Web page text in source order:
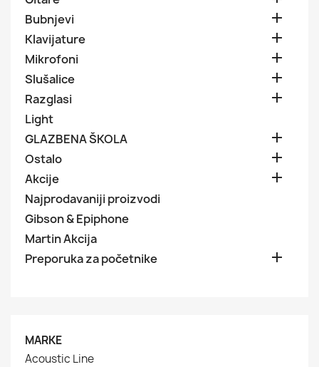
Bubnjevi 
Klavijature 
Mikrofoni 
Slušalice 
Razglasi 
Light
GLAZBENA ŠKOLA

Ostalo 
Akcije 
Najprodavaniji proizvodi
Gibson & Epiphone
Martin Akcija
Preporuka za početnike

MARKE
Acoustic Line